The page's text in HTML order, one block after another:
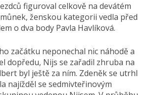
figuroval celkově na devátém
ženskou kategorii vedla před
o dva body Pavla Havlíková.
začátku neponechal nic náhodě a
dopředu, Nijs se zařadil zhruba na
byl ještě za ním. Zdeněk se utrhl
najížděl se sedmivteřinovým